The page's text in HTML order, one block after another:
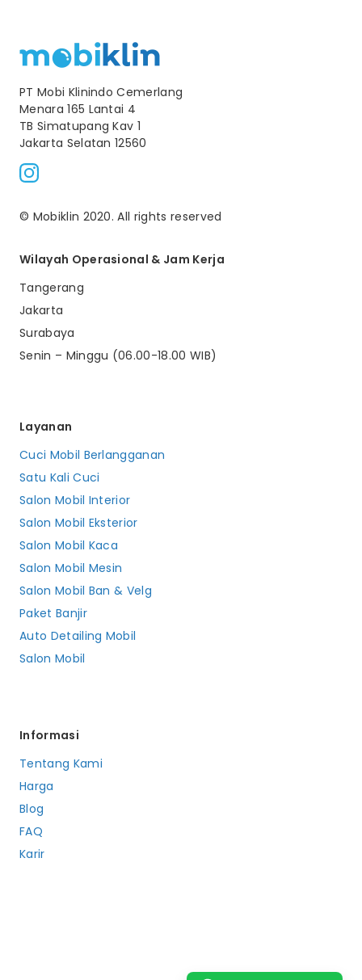
PT Mobi Klinindo Cemerlang
Menara 165 Lantai 4
TB Simatupang Kav 1
Jakarta Selatan 12560
© Mobiklin 2020. All rights reserved
Wilayah Operasional & Jam Kerja
Tangerang
Jakarta
Surabaya
Senin – Minggu (06.00-18.00 WIB)
Layanan
Cuci Mobil Berlangganan
Satu Kali Cuci
Salon Mobil Interior
Salon Mobil Eksterior
Salon Mobil Kaca
Salon Mobil Mesin
Salon Mobil Ban & Velg
Paket Banjir
Auto Detailing Mobil
Salon Mobil
Informasi
Tentang Kami
Harga
Blog
FAQ
Karir